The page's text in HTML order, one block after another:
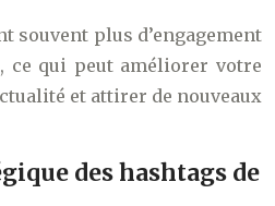
souvent plus d’engagement
ce qui peut améliorer votre
et attirer de nouveaux
des hashtags de